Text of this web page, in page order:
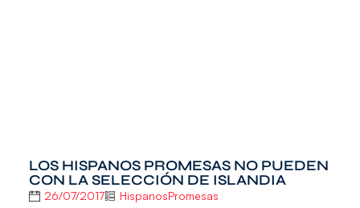
LOS HISPANOS PROMESAS NO PUEDEN
CON LA SELECCIÓN DE ISLANDIA
26/07/2017 HispanosPromesas